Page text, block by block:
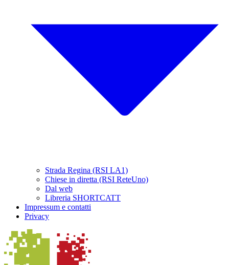
Strada Regina (RSI LA1)
Chiese in diretta (RSI ReteUno)
Dal web
Libreria SHORTCATT
Impressum e contatti
Privacy